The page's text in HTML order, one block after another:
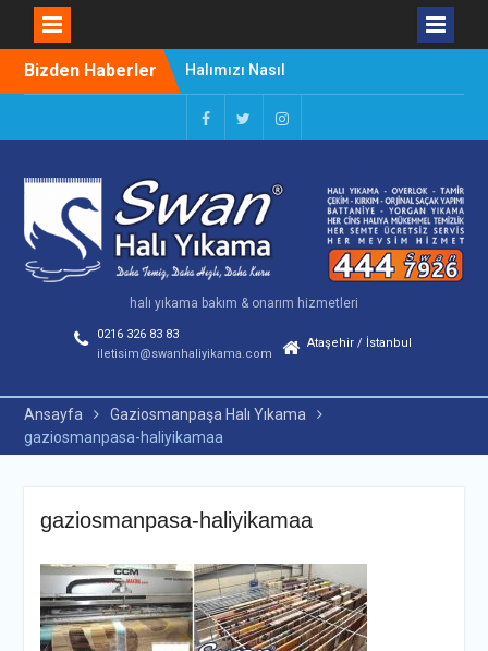
Bizden Haberler
Halımızı Nasıl
Kullanmalıyız
Halı Yıkama Çalıştayı
Başladı
Facebook
TwitterInstagram
halı yıkama bakım & onarım hizmetleri
0216 326 83 83
iletisim@swanhaliyikama.com
Ataşehir / İstanbul
Ansayfa
Gaziosmanpaşa Halı Yıkama
gaziosmanpasa-haliyikamaa
gaziosmanpasa-haliyikamaa